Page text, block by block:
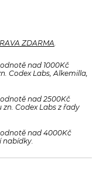
ZDARMA
nad 1000Kč
Codex Labs, Alkemilla,
nad 2500Kč
Codex Labs z řady
nad 4000Kč
nabídky.